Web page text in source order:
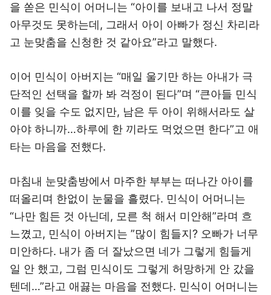
을 쏟은 민식이 어머니는 “아이를 보내고 나서 정말
아무것도 못하는데, 그래서 아이 아빠가 정신 차리라
고 눈맞춤을 신청한 것 같아요”라고 말했다.
이어 민식이 아버지는 “매일 울기만 하는 아내가 극
단적인 선택을 할까 봐 걱정이 된다”며 “큰아들 민식
이를 잊을 수도 없지만, 남은 두 아이 위해서라도 살
아야 하니까…하루에 한 끼라도 먹었으면 한다”고 애
타는 마음을 전했다.
마침내 눈맞춤방에서 마주한 부부는 떠나간 아이를
떠올리며 한없이 눈물을 흘렸다. 민식이 어머니는
“나만 힘든 것 아닌데, 모른 척 해서 미안해”라며 흐
느꼈고, 민식이 아버지는 ”많이 힘들지? 오빠가 너무
미안하다. 내가 좀 더 잘났으면 네가 그렇게 힘들게
일 안 했고, 그럼 민식이도 그렇게 허망하게 안 갔을
텐데…”라고 애끓는 마음을 전했다. 민식이 어머니는